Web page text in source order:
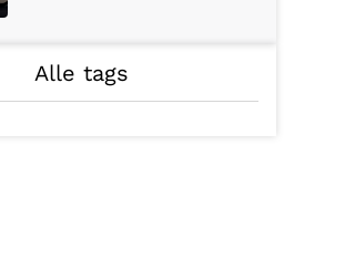
Alle tags